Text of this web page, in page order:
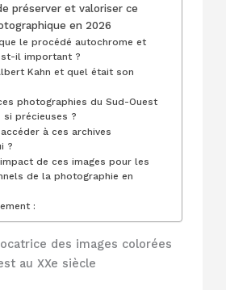
préserver et valoriser ce
en 2026
le procédé autochrome et
il important ?
Kahn et quel était son
photographies du Sud-Ouest
précieuses ?
à ces archives
?
de ces images pour les
de la photographie en
:
des images colorées
au XXe siècle